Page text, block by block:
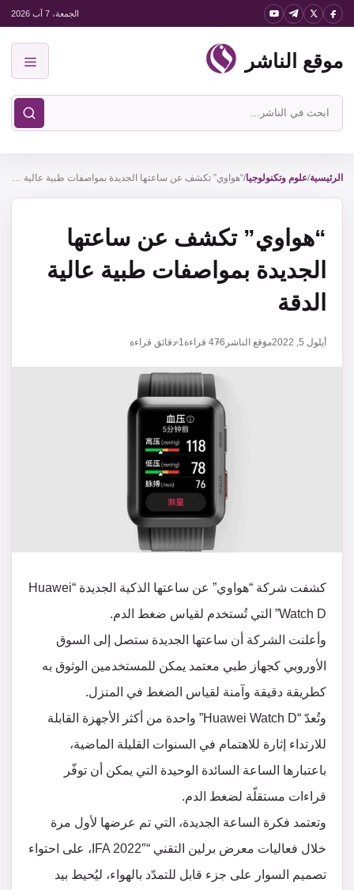
انتقل
المحتوى
الجمعة، 7 آب 2026
موقع الناشر
ابحث
في
الناشر
الرئيسية/علوم وتكنولوجيا/ “هواوي” تكشف عن ساعتها الجديدة بمواصفات طبية عالية الدقة
“هواوي” تكشف عن ساعتها
الجديدة بمواصفات طبية عالية
الدقة
أيلول 5, 2022 موقع الناشر 476 قراءة1 دقائق قراءة
كشفت شركة “هواوي” عن ساعتها الذكية الجديدة “Huawei
Watch D” التي تُستخدم لقياس ضغط الدم.
وأعلنت الشركة أن ساعتها الجديدة ستصل إلى السوق
الأوروبي كجهاز طبي معتمد يمكن للمستخدمين الوثوق به
كطريقة دقيقة وآمنة لقياس الضغط في المنزل.
وتُعدّ “Huawei Watch D” واحدة من أكثر الأجهزة القابلة
للارتداء إثارة للاهتمام في السنوات القليلة الماضية،
باعتبارها الساعة السائدة الوحيدة التي يمكن أن توفّر
قراءات مستقلّة لضغط الدم.
وتعتمد فكرة الساعة الجديدة، التي تم عرضها لأول مرة
خلال فعاليات معرض برلين التقني “IFA 2022″، على احتواء
تصميم السوار على جزء قابل للتمدّد بالهواء، ليُحيط بيد